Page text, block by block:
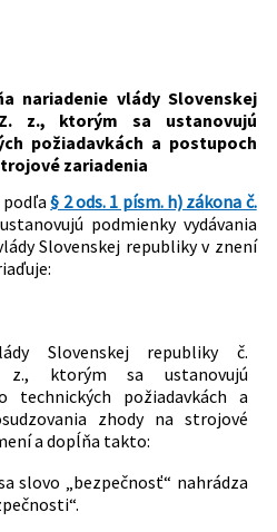
a priemysel
a skúšobníctvo
normy
požiadavkách a postupoch
nariadenie vlády Slovenskej
z., ktorým sa ustanovujú
požiadavkách a postupoch
zariadenia
podľa§ 2 ods. 1 písm. h) zákona č.
podmienky vydávania
Slovenskej republiky v znení
Slovenskej republiky č.
z., ktorým sa ustanovujú
technických požiadavkách a
zhody na strojové
a dopĺňa takto:
slovo „bezpečnosť“ nahrádza